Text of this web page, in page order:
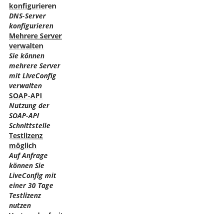
konfigurieren
DNS-Server
konfigurieren
Mehrere Server
verwalten
Sie können
mehrere Server
mit LiveConfig
verwalten
SOAP-API
Nutzung der
SOAP-API
Schnittstelle
Testlizenz
möglich
Auf Anfrage
können Sie
LiveConfig mit
einer 30 Tage
Testlizenz
nutzen